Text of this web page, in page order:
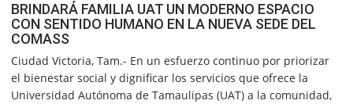
BRINDARÁ FAMILIA UAT UN MODERNO ESPACIO
CON SENTIDO HUMANO EN LA NUEVA SEDE DEL
COMASS
Ciudad Victoria, Tam.- En un esfuerzo continuo por priorizar
el bienestar social y dignificar los servicios que ofrece la
Universidad Autónoma de Tamaulipas (UAT) a la comunidad,